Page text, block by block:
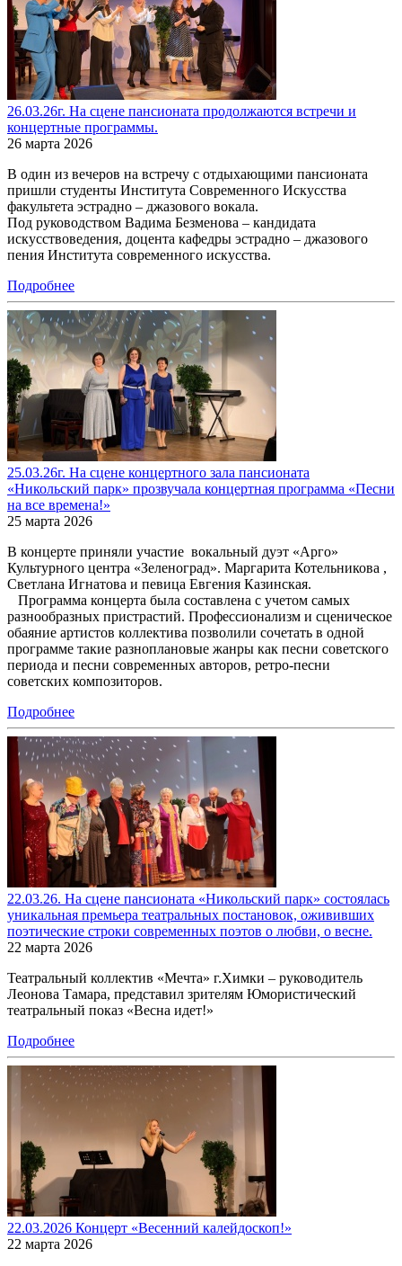
26.03.26г. На сцене пансионата продолжаются встречи и
концертные программы.
26 марта 2026
В один из вечеров на встречу с отдыхающими пансионата
пришли студенты Института Современного Искусства
факультета эстрадно – джазового вокала.
Под руководством Вадима Безменова – кандидата
искусствоведения, доцента кафедры эстрадно – джазового
пения Института современного искусства.
Подробнее
25.03.26г. На сцене концертного зала пансионата
«Никольский парк» прозвучала концертная программа «Песни
на все времена!»
25 марта 2026
В концерте приняли участие вокальный дуэт «Арго»
Культурного центра «Зеленоград». Маргарита Котельникова ,
Светлана Игнатова и певица Евгения Казинская.
Программа концерта была составлена с учетом самых
разнообразных пристрастий. Профессионализм и сценическое
обаяние артистов коллектива позволили сочетать в одной
программе такие разноплановые жанры как песни советского
периода и песни современных авторов, ретро-песни
советских композиторов.
Подробнее
22.03.26. На сцене пансионата «Никольский парк» состоялась
уникальная премьера театральных постановок, ожививших
поэтические строки современных поэтов о любви, о весне.
22 марта 2026
Театральный коллектив «Мечта» г.Химки – руководитель
Леонова Тамара, представил зрителям Юмористический
театральный показ «Весна идет!»
Подробнее
22.03.2026 Концерт «Весенний калейдоскоп!»
22 марта 2026